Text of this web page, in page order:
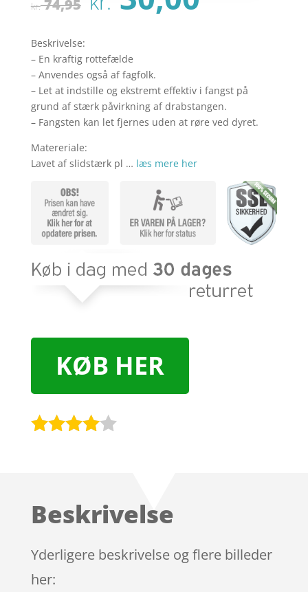
kr.74,95 oprindelige
var:
kr. 74,95.
Beskrivelse:
– En kraftig rottefælde
– Anvendes også af fagfolk.
– Let at indstille og ekstremt effektiv i fangst på
grund af stærk påvirkning af drabstangen.
– Fangsten kan let fjernes uden at røre ved dyret.
Matereriale:
Lavet af slidstærk pl … læs mere her
KØB HER
på
ømmels
er
Beskrivelse
Yderligere beskrivelse og flere billeder
her: